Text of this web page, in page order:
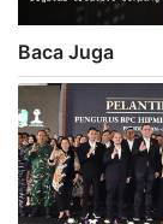
Baca Juga